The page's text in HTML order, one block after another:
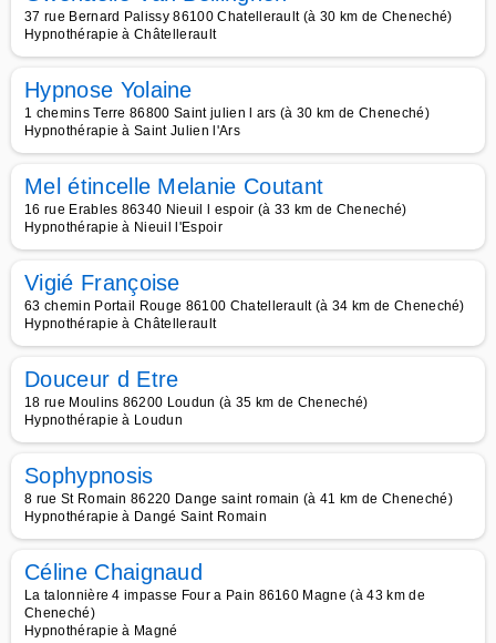
37 rue Bernard Palissy 86100 Chatellerault (à 30 km de Cheneché)
Hypnothérapie à Châtellerault
Hypnose Yolaine
1 chemins Terre 86800 Saint julien l ars (à 30 km de Cheneché)
Hypnothérapie à Saint Julien l'Ars
Mel étincelle Melanie Coutant
16 rue Erables 86340 Nieuil l espoir (à 33 km de Cheneché)
Hypnothérapie à Nieuil l'Espoir
Vigié Françoise
63 chemin Portail Rouge 86100 Chatellerault (à 34 km de Cheneché)
Hypnothérapie à Châtellerault
Douceur d Etre
18 rue Moulins 86200 Loudun (à 35 km de Cheneché)
Hypnothérapie à Loudun
Sophypnosis
8 rue St Romain 86220 Dange saint romain (à 41 km de Cheneché)
Hypnothérapie à Dangé Saint Romain
Céline Chaignaud
La talonnière 4 impasse Four a Pain 86160 Magne (à 43 km de
Cheneché)
Hypnothérapie à Magné